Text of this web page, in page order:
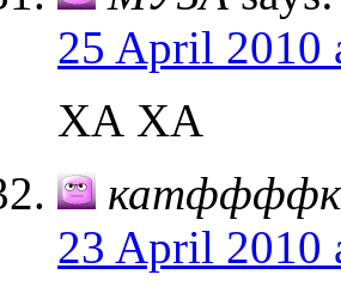
25 April 2010
ХА ХА
23 April 2010